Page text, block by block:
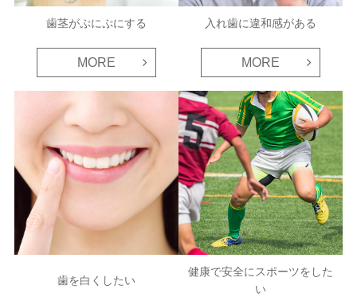
歯茎がぷにぷにする
MORE
入れ歯に違和感がある
MORE
歯を白くしたい
健康で安全にスポーツをした
い